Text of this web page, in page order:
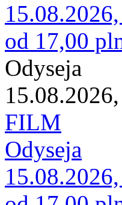
od 17,00
Odyseja
FILM
Odyseja